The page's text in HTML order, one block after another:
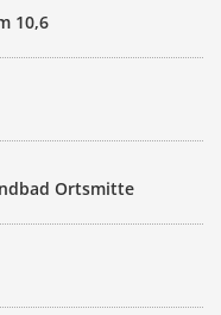
10,6
Ortsmitte